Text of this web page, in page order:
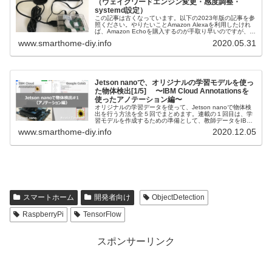
（ウェイクワードエンジン変更・感度調整・
systemd設定）
この記事は古くなっています。以下の2023年版の記事を参
照ください。やりたいことAmazon Alexaを利用したけれ
ば、Amazon Echoを購入するのが手取り早いのですが、
で...
www.smarthome-diy.info 2020.05.31
Jetson nanoで、オリジナルの学習モデルを使っ
た物体検出[1/5] 〜IBM Cloud Annotationsを
使ったアノテーション編〜
オリジナルの学習データを使って、Jetson nanoで物体検
出を行う方法を全５回でまとめます。連載の１回目は、学
習モデルを作成するための準備として、教師データをIBM
www.smarthome-diy.info 2020.12.05
スマートホーム 開発者向け
ObjectDetection
RaspberryPi
TensorFlow
スポンサーリンク